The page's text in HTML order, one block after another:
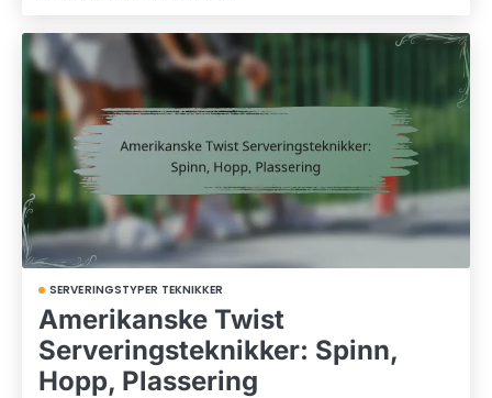
SERVERINGSTYPER TEKNIKKER
Amerikanske Twist
Serveringsteknikker: Spinn,
Hopp, Plassering